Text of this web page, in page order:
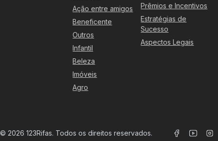
Ação entre amigos
Beneficente
Outros
Infantil
Beleza
Imóveis
Agro
Prêmios e Incentivos
Estratégias de
Sucesso
Aspectos Legais
© 2026 123Rifas. Todos os direitos reservados.